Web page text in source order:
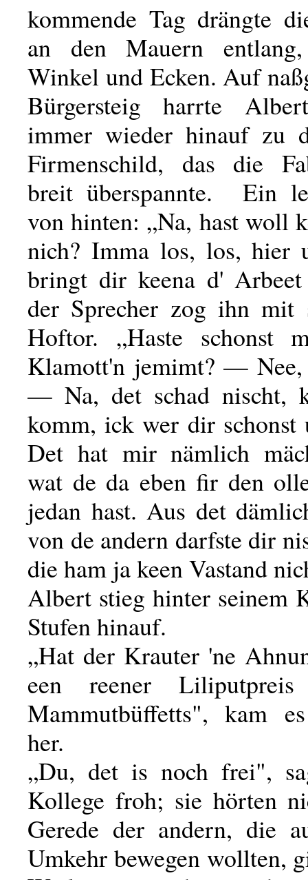
kommende Tag drängte
an den Mauern
Winkel und Ecken. Auf
Bürgersteig harrte
immer wieder hinauf zu
Firmenschild, das die
breit überspannte. Ein
von hinten: „Na, hast woll
nich? Imma los, los, hier
bringt dir keena d'
der Sprecher zog ihn mit
Hoftor. „Haste schonst
Klamott'n jemimt? — Nee,
— Na, det schad nischt,
komm, ick wer dir schonst
Det hat mir nämlich
wat de da eben fir den
jedan hast. Aus det
von de andern darfste dir
die ham ja keen Vastand
Albert stieg hinter seinem
Stufen hinauf.
„Hat der Krauter 'ne
een reener
Mammutbüffetts", kam
her.
„Du, det is noch frei",
Kollege froh; sie hörten
Gerede der andern, die
Umkehr bewegen wollten,